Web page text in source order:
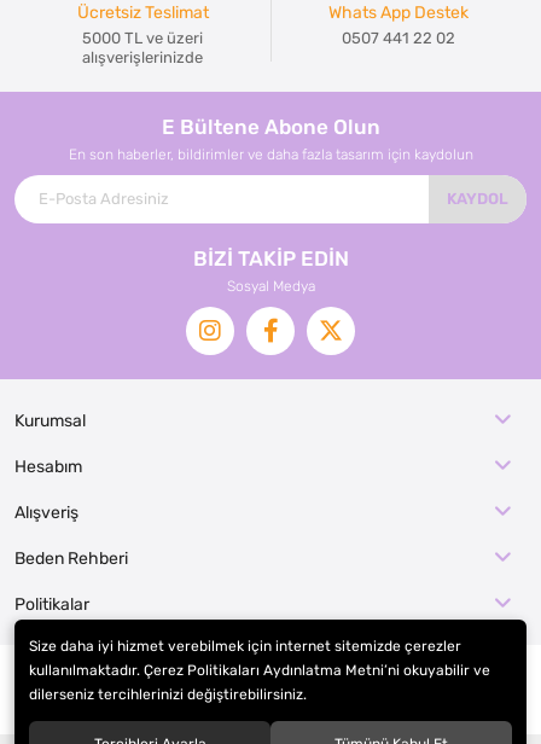
Ücretsiz Teslimat
5000 TL ve üzeri
alışverişlerinizde
Whats App Destek
0507 441 22 02
E Bültene Abone Olun
En son haberler, bildirimler ve daha fazla tasarım için kaydolun
KAYDOL
BİZİ TAKİP EDİN
Sosyal Medya
Kurumsal
Hesabım
Alışveriş
Beden Rehberi
Politikalar
EFE KOSTÜM İMALAT / KOSTÜMCE
Size daha iyi hizmet verebilmek için internet sitemizde çerezler
kullanılmaktadır. Çerez Politikaları Aydınlatma Metni’ni okuyabilir ve
dilerseniz tercihlerinizi değiştirebilirsiniz.